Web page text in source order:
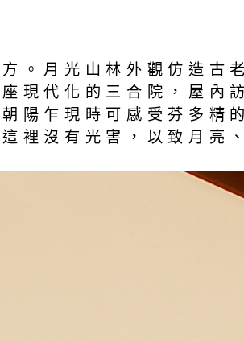
。月光山林外觀仿造古
現代化的三合院，屋內
陽乍現時可感受芬多精
裡沒有光害，以致月亮